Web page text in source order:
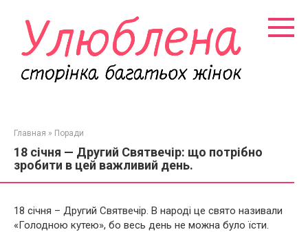
контенту
Главная » Поради
18 січня — Другий Святвечір: що потрібно
зробити в цей важливий день.
18 січня – Другий Святвечір. В народі це свято називали
«Голодною кутею», бо весь день не можна було їсти.